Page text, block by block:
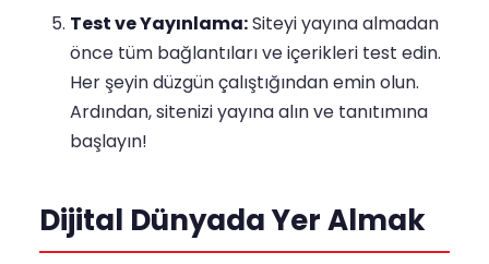
Test ve Yayınlama:Siteyi yayına almadan
önce tüm bağlantıları ve içerikleri test edin.
Her şeyin düzgün çalıştığından emin olun.
Ardından, sitenizi yayına alın ve tanıtımına
başlayın!
Dijital Dünyada Yer Almak